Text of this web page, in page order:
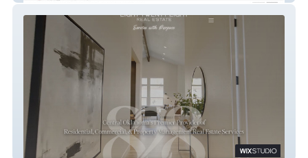
828 EIGHT TWENTY EIGHT REAL ESTATE